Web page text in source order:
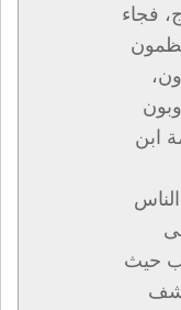
فجاء
ابن
حيث